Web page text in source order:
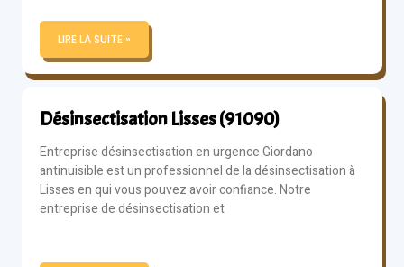
LIRE LA SUITE »
Désinsectisation Lisses (91090)
Entreprise désinsectisation en urgence Giordano
antinuisible est un professionnel de la désinsectisation à
Lisses en qui vous pouvez avoir confiance. Notre
entreprise de désinsectisation et